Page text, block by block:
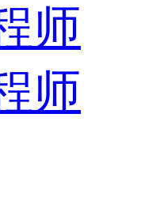
师
师